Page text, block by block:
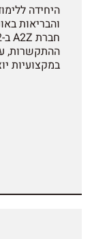
היחידה
והבריאות
ההתקשרות,
במקצועיות
בתהליכי
במקסום
לשגורה בפי
נדיר בין
ובחינה
שנכפתה